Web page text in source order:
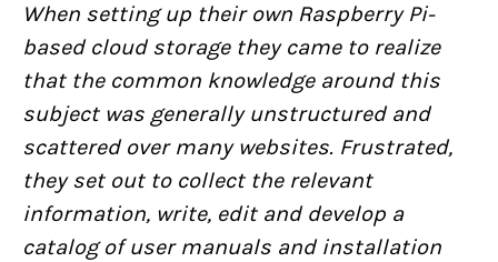
When setting up their own Raspberry Pi-
based cloud storage they came to realize
that the common knowledge around this
subject was generally unstructured and
scattered over many websites. Frustrated,
they set out to collect the relevant
information, write, edit and develop a
catalog of user manuals and installation